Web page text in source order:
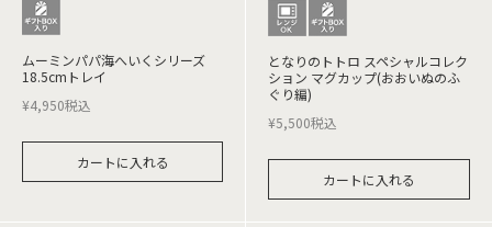
ムーミンパパ海へいくシリーズ
18.5cmトレイ
¥4,950税込
カートに入れる
となりのトトロ スペシャルコレク
ション マグカップ(おおいぬのふ
ぐり編)
¥5,500税込
カートに入れる